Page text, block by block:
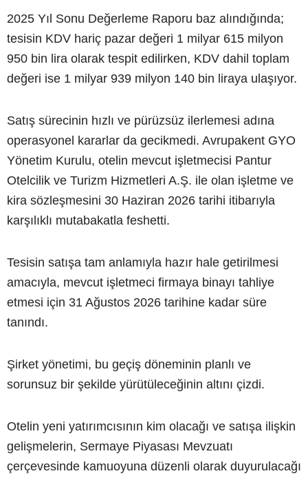
2025 Yıl Sonu Değerleme Raporu baz alındığında;
tesisin KDV hariç pazar değeri 1 milyar 615 milyon
950 bin lira olarak tespit edilirken, KDV dahil toplam
değeri ise 1 milyar 939 milyon 140 bin liraya ulaşıyor.
Satış sürecinin hızlı ve pürüzsüz ilerlemesi adına
operasyonel kararlar da gecikmedi. Avrupakent GYO
Yönetim Kurulu, otelin mevcut işletmecisi Pantur
Otelcilik ve Turizm Hizmetleri A.Ş. ile olan işletme ve
kira sözleşmesini 30 Haziran 2026 tarihi itibarıyla
karşılıklı mutabakatla feshetti.
Tesisin satışa tam anlamıyla hazır hale getirilmesi
amacıyla, mevcut işletmeci firmaya binayı tahliye
etmesi için 31 Ağustos 2026 tarihine kadar süre
tanındı.
Şirket yönetimi, bu geçiş döneminin planlı ve
sorunsuz bir şekilde yürütüleceğinin altını çizdi.
Otelin yeni yatırımcısının kim olacağı ve satışa ilişkin
gelişmelerin, Sermaye Piyasası Mevzuatı
çerçevesinde kamuoyuna düzenli olarak duyurulacağı